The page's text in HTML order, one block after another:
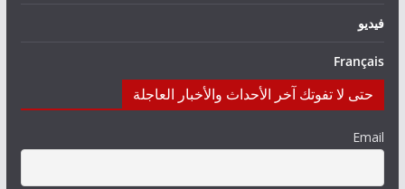
فيديو
Français
حتى لا تفوتك آخر الأحداث والأخبار العاجلة
Email